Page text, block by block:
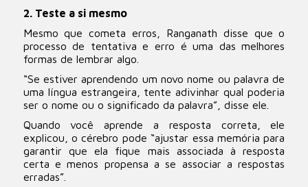
2. Teste a si mesmo
Mesmo que cometa erros, Ranganath disse que o
processo de tentativa e erro é uma das melhores
formas de lembrar algo.
“Se estiver aprendendo um novo nome ou palavra de
uma língua estrangeira, tente adivinhar qual poderia
ser o nome ou o significado da palavra”, disse ele.
Quando você aprende a resposta correta, ele
explicou, o cérebro pode “ajustar essa memória para
garantir que ela fique mais associada à resposta
certa e menos propensa a se associar a respostas
erradas”.